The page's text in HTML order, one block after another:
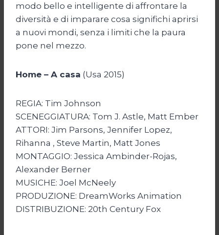
modo bello e intelligente di affrontare la
diversità e di imparare cosa significhi aprirsi
a nuovi mondi, senza i limiti che la paura
pone nel mezzo.
Home – A casa (Usa 2015)
REGIA: Tim Johnson
SCENEGGIATURA: Tom J. Astle, Matt Ember
ATTORI: Jim Parsons, Jennifer Lopez,
Rihanna , Steve Martin, Matt Jones
MONTAGGIO: Jessica Ambinder-Rojas,
Alexander Berner
MUSICHE: Joel McNeely
PRODUZIONE: DreamWorks Animation
DISTRIBUZIONE: 20th Century Fox